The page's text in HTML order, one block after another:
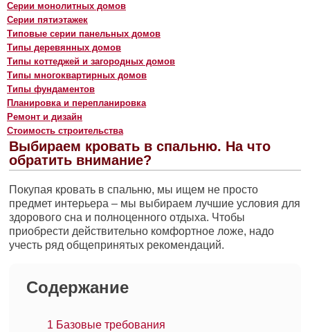
Серии монолитных домов
Серии пятиэтажек
Типовые серии панельных домов
Типы деревянных домов
Типы коттеджей и загородных домов
Типы многоквартирных домов
Типы фундаментов
Планировка и перепланировка
Ремонт и дизайн
Стоимость строительства
Выбираем кровать в спальню. На что
обратить внимание?
Покупая кровать в спальню, мы ищем не просто
предмет интерьера – мы выбираем лучшие условия для
здорового сна и полноценного отдыха. Чтобы
приобрести действительно комфортное ложе, надо
учесть ряд общепринятых рекомендаций.
Содержание
1 Базовые требования